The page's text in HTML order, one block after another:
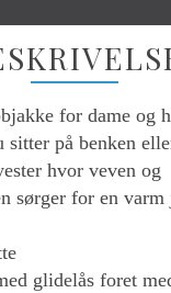
for dame og
sitter på benken
hvor veven og
sørger for en varm
glidelås foret